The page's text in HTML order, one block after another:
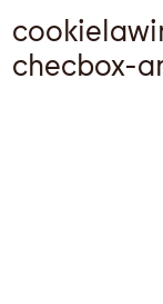
checbox-